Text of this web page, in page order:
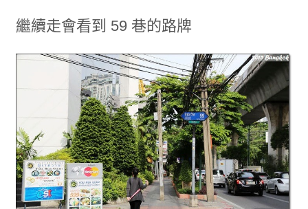
繼續走會看到 59 巷的路牌